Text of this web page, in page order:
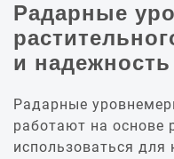
Радарные
и
Радарные
работают на основе
использоваться для